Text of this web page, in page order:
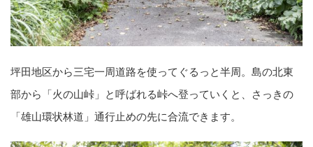
坪田地区から三宅一周道路を使ってぐるっと半周。島の北東
部から「火の山峠」と呼ばれる峠へ登っていくと、さっきの
「雄山環状林道」通行止めの先に合流できます。